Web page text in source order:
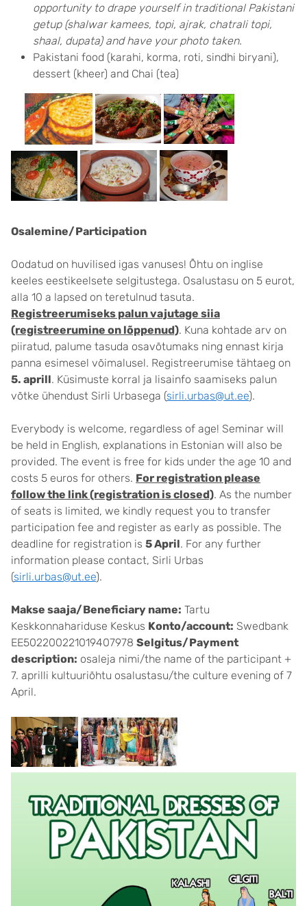
opportunity to drape yourself in traditional Pakistani
getup (shalwar kamees, topi, ajrak, chatrali topi,
shaal, dupata) and have your photo taken.
Pakistani food (karahi, korma, roti, sindhi biryani),
dessert (kheer) and Chai (tea)
Osalemine/Participation
Oodatud on huvilised igas vanuses! Õhtu on inglise
keeles eestikeelsete selgitustega. Osalustasu on 5 eurot,
alla 10 a lapsed on teretulnud tasuta.
Registreerumiseks palun vajutage siia
(registreerumine on lõppenud). Kuna kohtade arv on
piiratud, palume tasuda osavõtumaks ning ennast kirja
panna esimesel võimalusel. Registreerumise tähtaeg on
5. aprill. Küsimuste korral ja lisainfo saamiseks palun
võtke ühendust Sirli Urbasega (sirli.urbas@ut.ee).
Everybody is welcome, regardless of age! Seminar will
be held in English, explanations in Estonian will also be
provided. The event is free for kids under the age 10 and
costs 5 euros for others. For registration please
follow the link (registration is closed). As the number
of seats is limited, we kindly request you to transfer
participation fee and register as early as possible. The
deadline for registration is 5 April. For any further
information please contact, Sirli Urbas
(sirli.urbas@ut.ee).
Makse saaja/Beneficiary name: Tartu
Keskkonnahariduse Keskus Konto/account: Swedbank
EE502200221019407978 Selgitus/Payment
description: osaleja nimi/the name of the participant +
7. aprilli kultuuriõhtu osalustasu/the culture evening of 7
April.